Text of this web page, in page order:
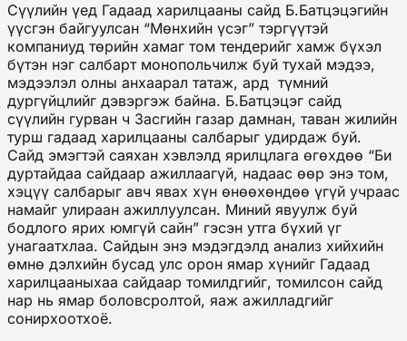
Сүүлийн үед Гадаад харилцааны сайд Б.Батцэцэгийн
үүсгэн байгуулсан “Мөнхийн үсэг” тэргүүтэй
компаниуд төрийн хамаг том тендерийг хамж бүхэл
бүтэн нэг салбарт монопольчилж буй тухай мэдээ,
мэдээлэл олны анхаарал татаж, ард түмний
дургүйцлийг дэвэргэж байна. Б.Батцэцэг сайд
сүүлийн гурван ч Засгийн газар дамнан, таван жилийн
турш гадаад харилцааны салбарыг удирдаж буй.
Сайд эмэгтэй саяхан хэвлэлд ярилцлага өгөхдөө “Би
дуртайдаа сайдаар ажиллаагүй, надаас өөр энэ том,
хэцүү салбарыг авч явах хүн өнөөхөндөө үгүй учраас
намайг улираан ажиллуулсан. Миний явуулж буй
бодлого ярих юмгүй сайн” гэсэн утга бүхий үг
унагаатхлаа. Сайдын энэ мэдэгдэлд анализ хийхийн
өмнө дэлхийн бусад улс орон ямар хүнийг Гадаад
харилцааныхаа сайдаар томилдгийг, томилсон сайд
нар нь ямар боловсролтой, яаж ажилладгийг
сонирхоотхоё.